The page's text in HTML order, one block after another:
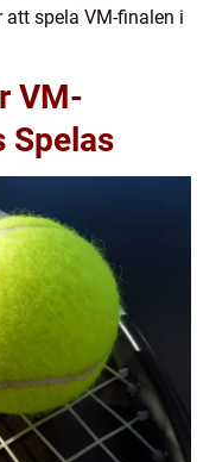
spela VM-finalen i
VM-
Spelas